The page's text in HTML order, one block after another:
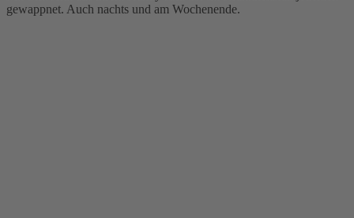
gewappnet. Auch nachts und am Wochenende.